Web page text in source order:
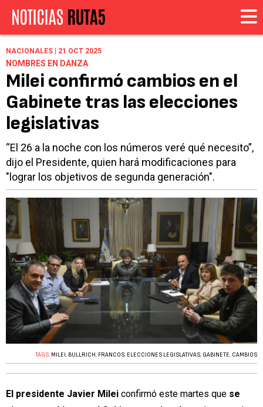
NACIONALES | 21 OCT 2025
NOMBRES EN DANZA
Milei confirmó cambios en el
Gabinete tras las elecciones
legislativas
“El 26 a la noche con los números veré qué necesito”,
dijo el Presidente, quien hará modificaciones para
"lograr los objetivos de segunda generación".
TAGS: MILEI , BULLRICH, FRANCOS, ELECCIONES LEGISLATIVAS, GABINETE, CAMBIOS
El presidente Javier Milei confirmó este martes que se